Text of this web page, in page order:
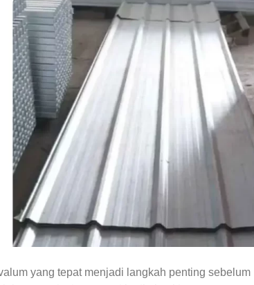
yang tepat menjadi langkah penting sebelum